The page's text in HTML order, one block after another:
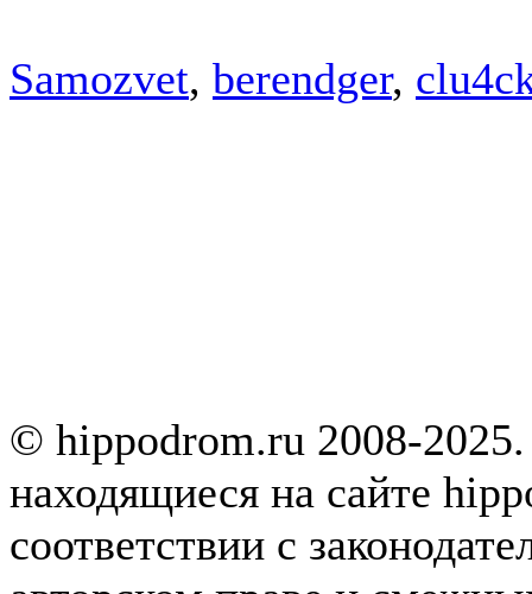
Samozvet, berendger,
© hippodrom.ru 2008-
находящиеся на сайте
соответствии с